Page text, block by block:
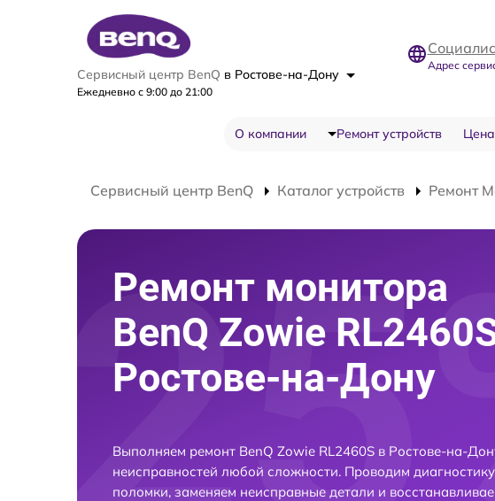
Сервисный центр BenQ в Ростове-на-Дону
Ежедневно с 9:00 до 21:00
Адрес
О компании Ремонт устройств
Сервисный центр BenQ Каталог устройств Ремонт
Ремонт монитора
BenQ Zowie
Ростове-на-Дону
Выполняем ремонт BenQ Zowie RL2460S в Ростове-на-
неисправностей любой сложности. Проводим
поломки, заменяем неисправные детали и